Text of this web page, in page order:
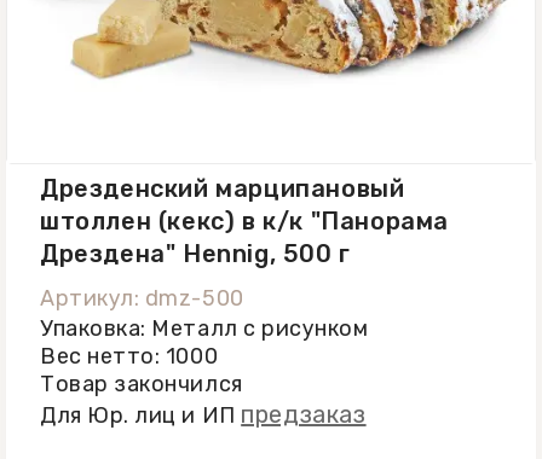
Дрезденский марципановый
штоллен (кекс) в к/к "Панорама
Дрездена" Hennig, 500 г
Артикул: dmz-500
Упаковка: Металл с рисунком
Вес нетто: 1000
Товар закончился
Для Юр. лиц и ИП предзаказ